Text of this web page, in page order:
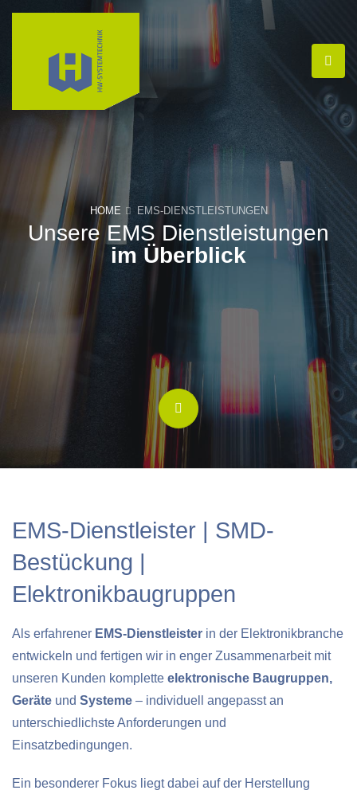
Unsere EMS Dienstleistungen
im Überblick
HOME EMS-DIENSTLEISTUNGEN
EMS-Dienstleister | SMD-
Bestückung |
Elektronikbaugruppen
Als erfahrener EMS-Dienstleister in der Elektronikbranche
entwickeln und fertigen wir in enger Zusammenarbeit mit
unseren Kunden komplette elektronische Baugruppen,
Geräte und Systeme – individuell angepasst an
unterschiedlichste Anforderungen und
Einsatzbedingungen.
Ein besonderer Fokus liegt dabei auf der Herstellung